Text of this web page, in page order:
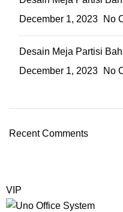
December 1, 2023
No
Desain Meja Partisi
December 1, 2023
No
Recent Comments
VIP